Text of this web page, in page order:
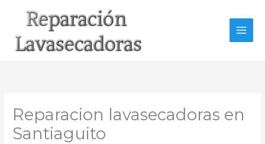
Reparacion lavasecadoras en
Santiaguito